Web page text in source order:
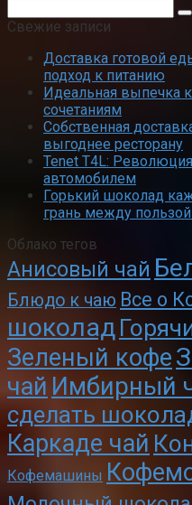
Свежие записи
Доставка готовой
подход к питанию
Идеальная выпечка
сочетаниям
Собственная
выгоднее ресторану
Tenet T4L:
автомобилем
Горький шоколад
грань между
Облако тегов
Анисовый чай
Блюдо к чаю Все о
шоколад
Зеленый кофе
чай Имбирный
сделать
Каркаде чай
Кофемашины